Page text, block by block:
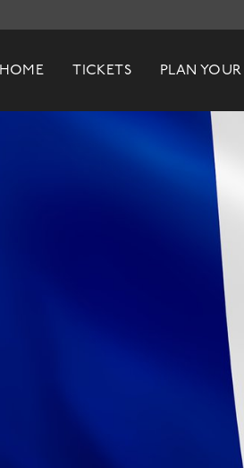
HOME TICKETS PLAN YOUR